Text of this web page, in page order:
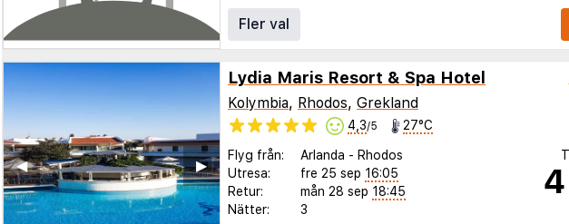
Fler val
▶︎
◀︎
Lydia Maris Resort & Spa Hotel
Kolymbia, Rhodos, Grekland
4,3/5 27°C
Flyg från: Arlanda - Rhodos
Utresa:
fre 25 sep 16:05
Retur:
mån 28 sep 18:45
Nätter:
3